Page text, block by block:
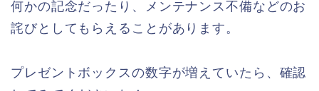
何かの記念だったり、メンテナンス不備などのお
詫びとしてもらえることがあります。
プレゼントボックスの数字が増えていたら、確認